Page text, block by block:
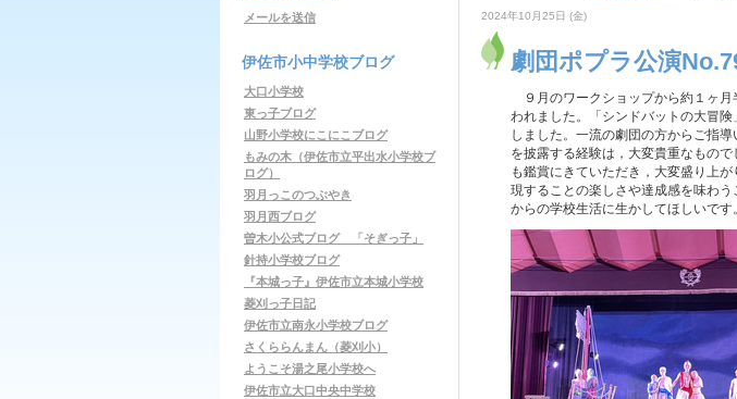
メールを送信
伊佐市小中学校ブログ
大口小学校
東っ子ブログ
山野小学校にこにこブログ
もみの木（伊佐市立平出水小学校ブ
ログ）
羽月っこのつぶやき
羽月西ブログ
曽木小公式ブログ 「そぎっ子」
針持小学校ブログ
『本城っ子』伊佐市立本城小学校
菱刈っ子日記
伊佐市立南永小学校ブログ
さくららんまん（菱刈小）
ようこそ湯之尾小学校へ
伊佐市立大口中央中学校
2024年10月25日 (金)
劇団ポプラ公演
９月のワークショップから約１ヶ
われました。「シンドバットの大冒
しました。一流の劇団の方からご指
を披露する経験は，大変貴重なもの
も鑑賞にきていただき，大変盛り上
現することの楽しさや達成感を味わ
からの学校生活に生かしてほしいです。